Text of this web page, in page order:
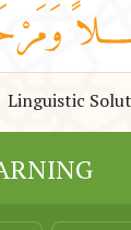
Linguistic